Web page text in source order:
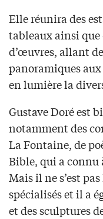
Elle réunira des
tableaux ainsi que
d’œuvres, allant
panoramiques
en lumière la
Gustave Doré est
notamment des
La Fontaine, de
Bible, qui a connu
Mais il ne s’est
spécialisés et il a
et des sculptures